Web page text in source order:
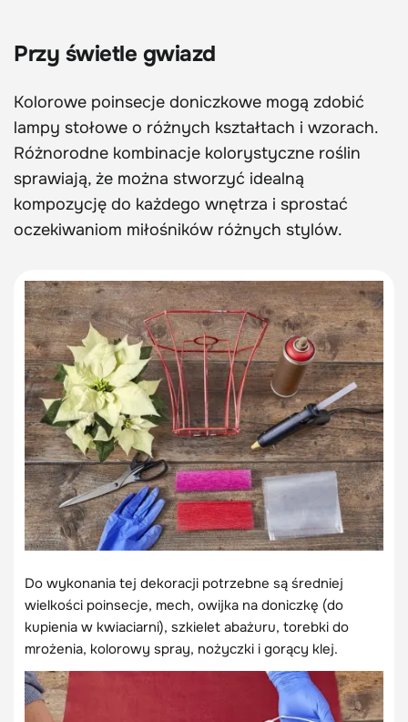
Przy świetle gwiazd
Kolorowe poinsecje doniczkowe mogą zdobić
lampy stołowe o różnych kształtach i wzorach.
Różnorodne kombinacje kolorystyczne roślin
sprawiają, że można stworzyć idealną
kompozycję do każdego wnętrza i sprostać
oczekiwaniom miłośników różnych stylów.
Do wykonania tej dekoracji potrzebne są średniej
wielkości poinsecje, mech, owijka na doniczkę (do
kupienia w kwiaciarni), szkielet abażuru, torebki do
mrożenia, kolorowy spray, nożyczki i gorący klej.